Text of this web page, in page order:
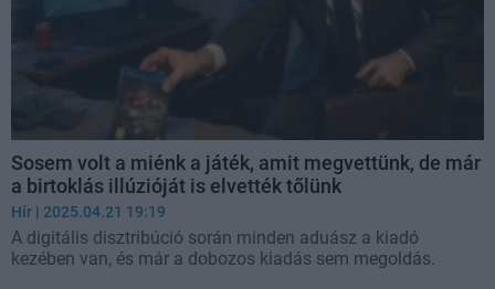
Sosem volt a miénk a játék, amit megvettünk, de már
a birtoklás illúzióját is elvették tőlünk
Hír | 2025.04.21 19:19
A digitális disztribúció során minden aduász a kiadó
kezében van, és már a dobozos kiadás sem megoldás.